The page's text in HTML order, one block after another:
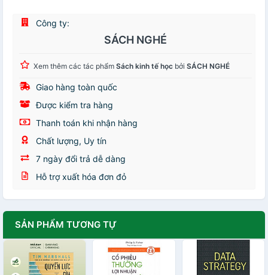
Công ty:
SÁCH NGHÉ
Xem thêm các tác phẩm Sách kinh tế học bởi SÁCH NGHÉ
Giao hàng toàn quốc
Được kiểm tra hàng
Thanh toán khi nhận hàng
Chất lượng, Uy tín
7 ngày đổi trả dễ dàng
Hỗ trợ xuất hóa đơn đỏ
SẢN PHẨM TƯƠNG TỰ